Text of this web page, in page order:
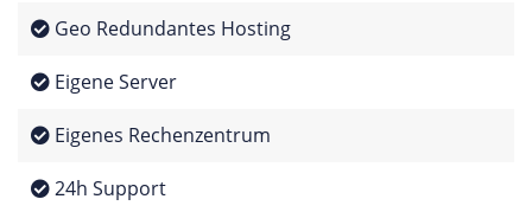
Geo Redundantes Hosting
Eigene Server
Eigenes Rechenzentrum
24h Support